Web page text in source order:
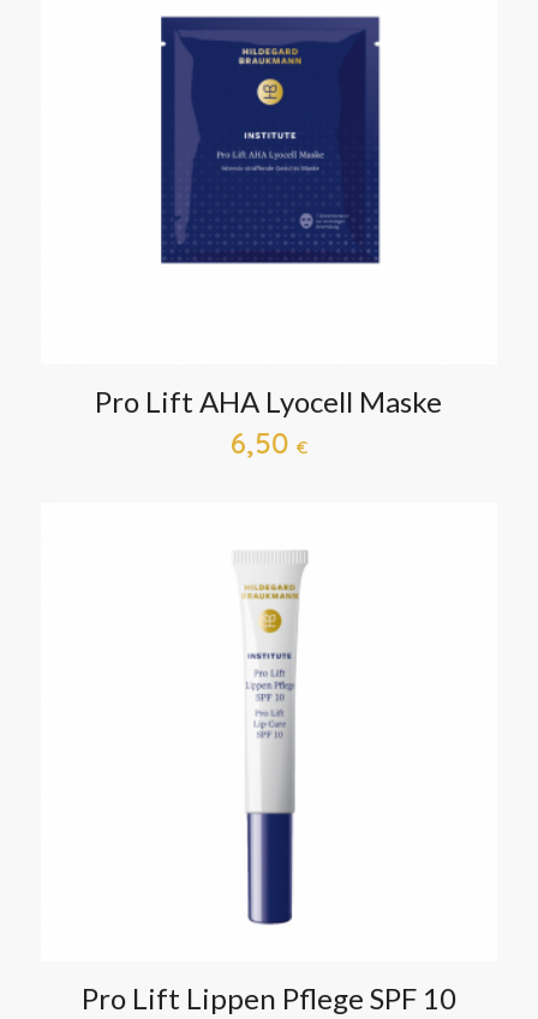
Pro Lift AHA Lyocell Maske
6,50 €
Pro Lift Lippen Pflege SPF 10